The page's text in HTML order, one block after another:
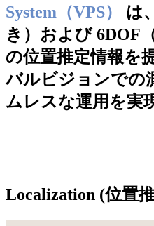
System（VPS）
は
き）および 6DOF
の位置推定情報を
バルビジョンでの
ムレスな運用を実
Localization (位置